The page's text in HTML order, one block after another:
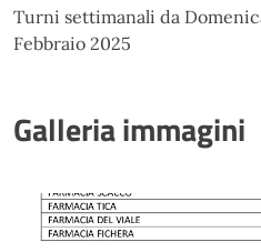
Turni settimanali da
Febbraio 2025
Galleria immagini